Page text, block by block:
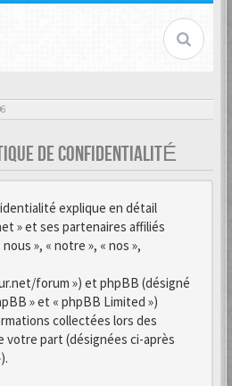
DE CONFIDENTIALITÉ
explique en détail
» et ses partenaires affiliés
», « notre », « nos »,
forum ») et phpBB (désigné
» et « phpBB Limited »)
collectées lors des
votre part (désignées ci-après